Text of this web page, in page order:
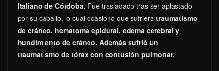
Italiano de Córdoba. Fue trasladado tras ser aplastado
por su caballo, lo cual ocasionó que sufriera traumatismo
de cráneo, hematoma epidural, edema cerebral y
hundimiento de cráneo. Además sufrió un
traumatismo de tórax con contusión pulmonar.